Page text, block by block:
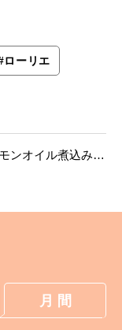
ローリエ
ンオイル煮込み】
月 間